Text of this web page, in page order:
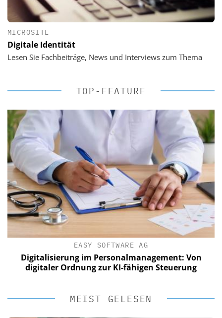
MICROSITE
Digitale Identität
Lesen Sie Fachbeiträge, News und Interviews zum Thema
TOP-FEATURE
EASY SOFTWARE AG
Digitalisierung im Personalmanagement: Von
digitaler Ordnung zur KI-fähigen Steuerung
MEIST GELESEN